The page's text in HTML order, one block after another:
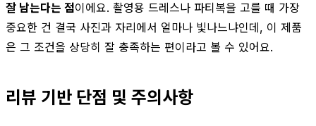
잘 남는다는 점이에요. 촬영용 드레스나 파티복을 고를 때 가장
중요한 건 결국 사진과 자리에서 얼마나 빛나느냐인데, 이 제품
은 그 조건을 상당히 잘 충족하는 편이라고 볼 수 있어요.
리뷰 기반 단점 및 주의사항